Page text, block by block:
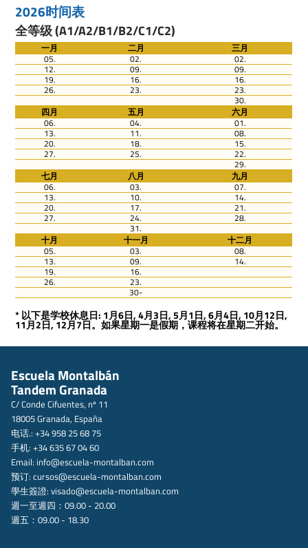
2026时间表
全等级 (A1/A2/B1/B2/C1/C2)
一月 二月
三月
05.
02. 02.
12. 09. 09.
19. 16. 16.
26. 23. 23.
30.
四月
五月
六月
06.
04. 01.
13. 11. 08.
20. 18. 15.
27. 25. 22.
29.
七月
八月
九月
06.
03. 07.
13. 10. 14.
20. 17. 21.
27. 24. 28.
31.
十月
十一月
十二月
05.
03. 08.
13. 09. 14.
19. 16.
26. 23.
30-
* 以下是学校休息日: 1月6日, 4月3日, 5月1日, 6月4日, 10月12日,
11月2日, 12月7日。如果星期一是假期，课程将在星期二开始。
Escuela Montalbán
Tandem Granada
C/ Conde Cifuentes, nº 11
18005 Granada, España
电话.: +34 958 25 68 75
手机: +34 635 67 04 60
Email: info@escuela-montalban.com
预订: cursos@escuela-montalban.com
學生簽證: visado@escuela-montalban.com
週一至週四：09.00 - 20.00
週五：09.00 - 18.30